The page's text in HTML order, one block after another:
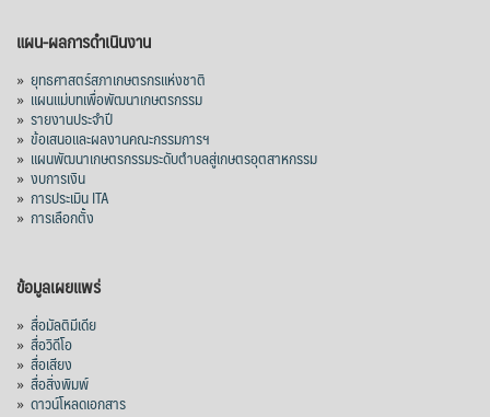
View on Facebook
สภาเกษตรกรแห่งชาติ
19 hours ago
คณะรัฐมนตรี อนุมัติโครงการอ่างเก็บน้ำ
คลองวังโตนด วงเงิน 7,200 ล้านบาท สะท้อน
ผลสำเร็จการผลักดันข้อเสนอเชิงนโยบายของ
เมื่อวันที่ 5 สิงหาคม 2569 คณะรัฐมนตรีมีมติ
อนุมัติโครงการอ่างเก็บน้ำคลองวังโตนด
จังหวัดจันทบุรี กรอบวงเงิน 7,200 ล้านบาท
กำหนดระยะเวลาดำเนินงาน 7 ปี (พ.ศ. 2570–
2576) โดยโครงการมีความจุ 99.50 ล้าน
ลูกบาศก์เมตร สามารถสนับสนุนพื้นที่
แผน-ผลการดำเนินงาน
» ยุทธศาสตร์สภาเกษตรกรแห่งชาติ
» แผนแม่บทเพื่อพัฒนาเกษตรกรรม
» รายงานประจำปี
» ข้อเสนอและผลงานคณะกรรมการฯ
» แผนพัฒนาเกษตรกรรมระดับตำบลสู่เกษตรอุตสาหกรรม
» งบการเงิน
» การประเมิน ITA
» การเลือกตั้ง
ข้อมูลเผยแพร่
» สื่อมัลติมีเดีย
» สื่อวิดีโอ
» สื่อเสียง
» สื่อสิ่งพิมพ์
» ดาวน์โหลดเอกสาร